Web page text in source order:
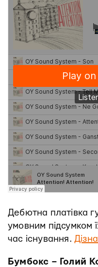
Дебютна платівка
умовним підсумком
час існування.
Бумбокс – Голий